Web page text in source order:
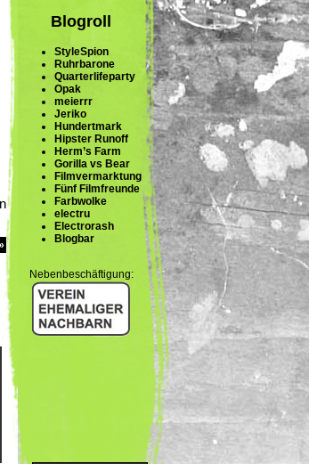
Blogroll
StyleSpion
Ruhrbarone
Quarterlifeparty
Opak
meierrr
Jeriko
Hundertmark
Hipster Runoff
Herm’s Farm
Gorilla vs Bear
Filmvermarktung
Fünf Filmfreunde
Farbwolke
electru
Electrorash
Blogbar
Nebenbeschäftigung: